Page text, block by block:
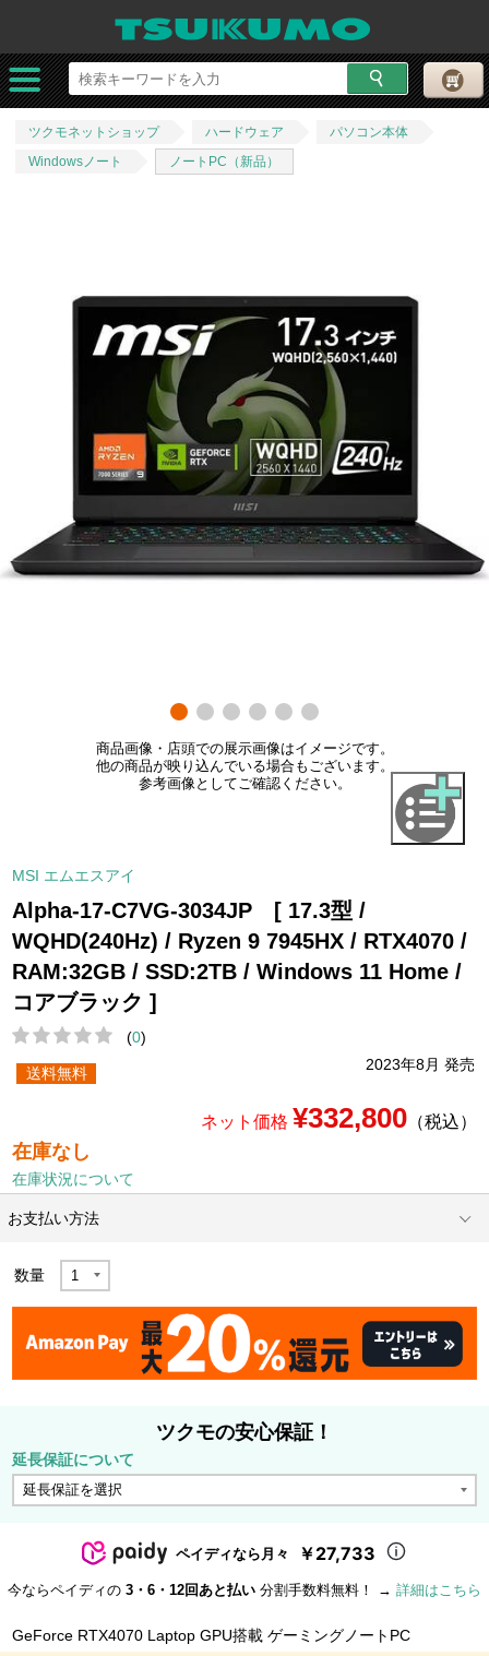
ツクモネットショップ ハードウェア
パソコン本体
Windowsノート
ノートPC（新品）
商品画像・店頭での展示画像はイメージです。
他の商品が映り込んでいる場合もございます。
参考画像としてご確認ください。
MSI エムエスアイ
Alpha-17-C7VG-3034JP [ 17.3型 /
WQHD(240Hz) / Ryzen 9 7945HX / RTX4070 /
RAM:32GB / SSD:2TB / Windows 11 Home /
コアブラック ]
(0)
2023年8月 発売
送料無料
ネット価格 ¥332,800（税込）
在庫なし
在庫状況について
お支払い方法
数量
ツクモの安心保証！
延長保証について
ペイディなら月々 ￥27,733
今ならペイディの 3・6・12回あと払い 分割手数料無料！ → 詳細はこちら
GeForce RTX4070 Laptop GPU搭載 ゲーミングノートPC